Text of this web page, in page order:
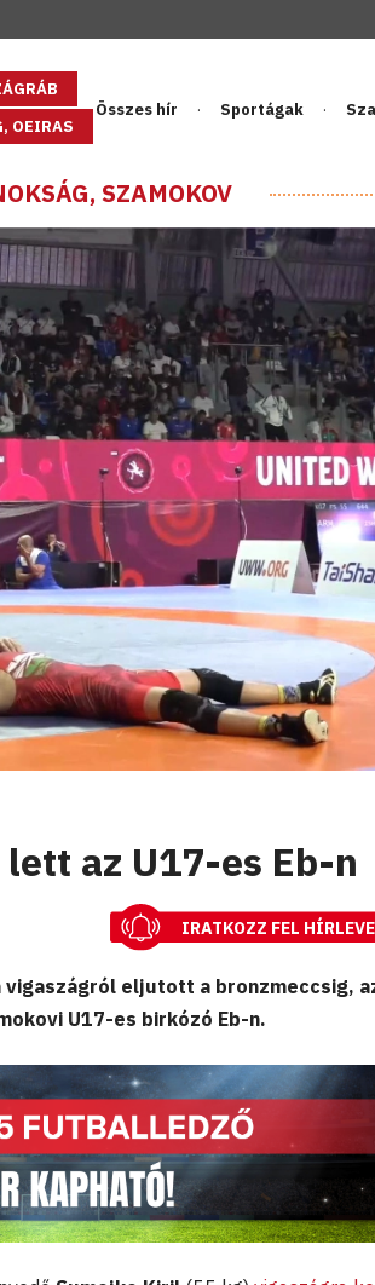
OEIRAS
Összes hír Sportágak
SZAMOKOV
az U17-es Eb-n
IRATKOZZ FEL
eljutott a bronzmeccsig,
U17-es birkózó Eb-n.